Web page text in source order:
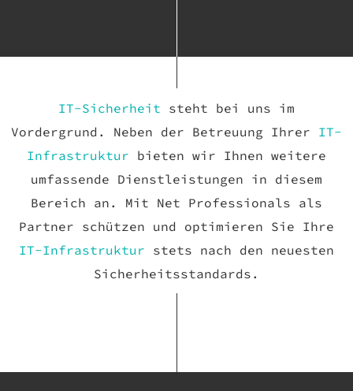
IT-Sicherheit steht bei uns im
Vordergrund. Neben der Betreuung Ihrer IT-
Infrastruktur bieten wir Ihnen weitere
umfassende Dienstleistungen in diesem
Bereich an. Mit Net Professionals als
Partner schützen und optimieren Sie Ihre
IT-Infrastruktur stets nach den neuesten
Sicherheitsstandards.